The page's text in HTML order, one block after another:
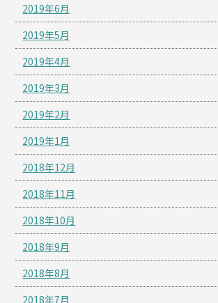
2019年6月
2019年5月
2019年4月
2019年3月
2019年2月
2019年1月
2018年12月
2018年11月
2018年10月
2018年9月
2018年8月
2018年7月